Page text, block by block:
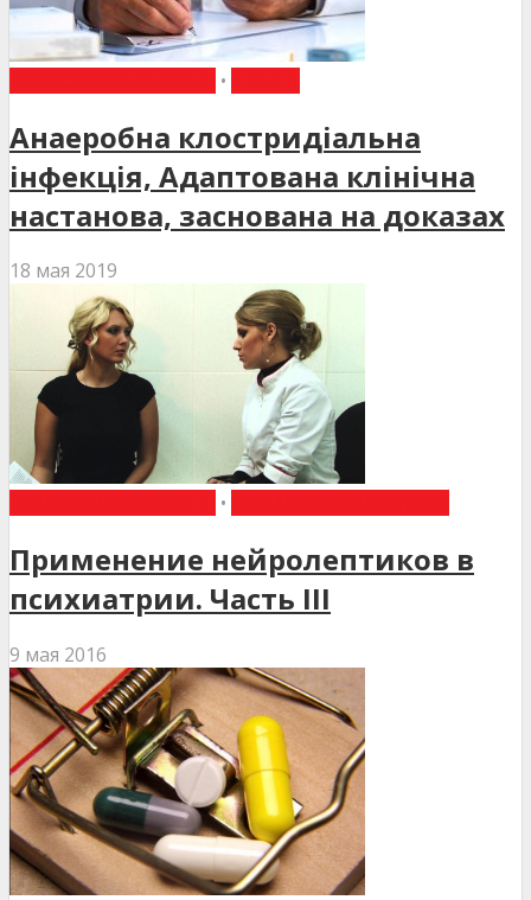
•
Анаеробна клостридіальна
інфекція, Адаптована клінічна
настанова, заснована на доказах
18 мая 2019
•
Применение нейролептиков в
психиатрии. Часть III
9 мая 2016